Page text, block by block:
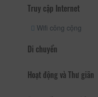
Truy cập Internet
Wifi công cộng
Di chuyển
Hoạt động và Thư giãn